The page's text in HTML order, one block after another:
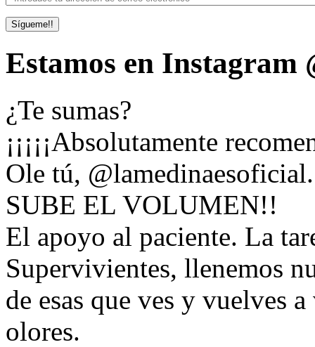
Sígueme!!
Estamos en Instagram
¿Te sumas?
¡¡¡¡¡Absolutamente
Ole tú,
SUBE EL VOLUMEN!!
El apoyo al paciente. La
Supervivientes, llenemos
de esas que ves y vuelves
olores.